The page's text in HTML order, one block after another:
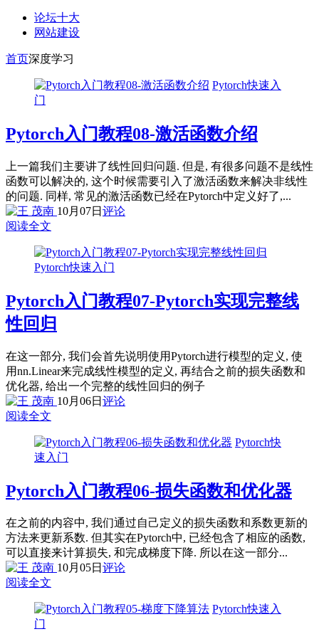
论坛十大
网站建设
首页深度学习
Pytorch快速入
门
Pytorch入门教程08-激活函数介绍
上一篇我们主要讲了线性回归问题. 但是, 有很多问题不是线性
函数可以解决的, 这个时候需要引入了激活函数来解决非线性
的问题. 同样, 常见的激活函数已经在Pytorch中定义好了,...
10月07日 评论
阅读全文
Pytorch快速入门
Pytorch入门教程07-Pytorch实现完整线
性回归
在这一部分, 我们会首先说明使用Pytorch进行模型的定义, 使
用nn.Linear来完成线性模型的定义, 再结合之前的损失函数和
优化器, 给出一个完整的线性回归的例子
10月06日 评论
阅读全文
Pytorch快
速入门
Pytorch入门教程06-损失函数和优化器
在之前的内容中, 我们通过自己定义的损失函数和系数更新的
方法来更新系数. 但其实在Pytorch中, 已经包含了相应的函数,
可以直接来计算损失, 和完成梯度下降. 所以在这一部分...
10月05日 评论
阅读全文
Pytorch快速入
门